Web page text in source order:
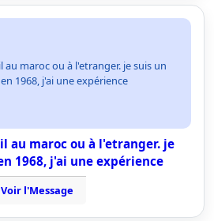
au maroc ou à l'etranger. je suis un
1968, j'ai une expérience
au maroc ou à l'etranger. je
1968, j'ai une expérience
Voir l'Message